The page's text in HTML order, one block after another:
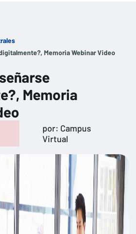
Memoria Webinar Video
Memoria
por: Campus
Virtual